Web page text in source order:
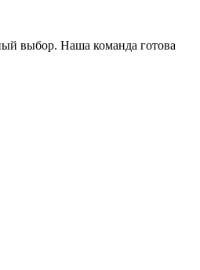
выбор. Наша команда готова